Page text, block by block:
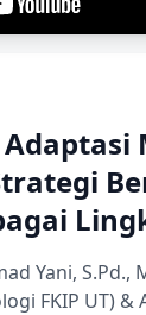
Yani, S.Pd.,
FKIP UT) &